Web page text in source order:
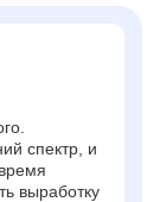
спектр, и
выработку